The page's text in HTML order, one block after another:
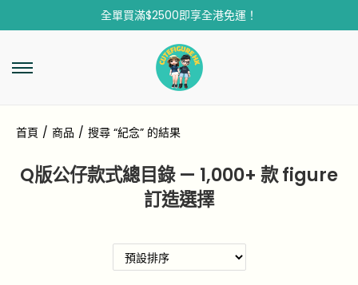
全單買滿$2500即享全港免運！
首頁 / 商品 / 搜尋 “紀念” 的結果
Q版公仔款式總目錄 — 1,000+ 款 figure
訂造選擇